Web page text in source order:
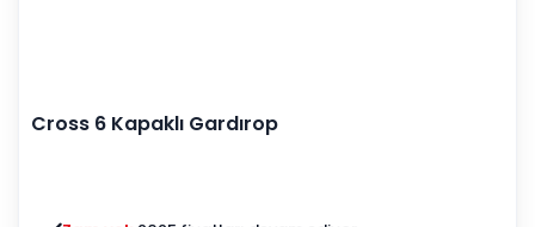
Cross 6 Kapaklı Gardırop